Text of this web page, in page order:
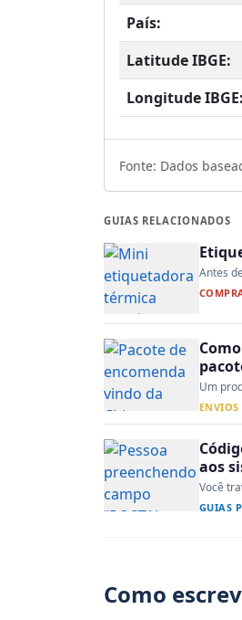
País:
Latitude IBGE:
Longitude IBGE:
Fonte: Dados
GUIAS RELACIONADOS
Antes
Um
ENVIOS
aos
Você
GUIAS
Como